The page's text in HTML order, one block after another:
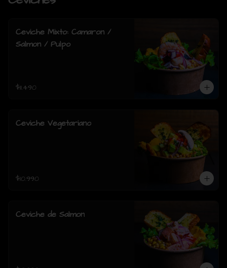
Ceviche Mixto: Camaron /
Salmon / Pulpo
$11.490
Ceviche Vegetariano
$10.990
Ceviche de Salmon